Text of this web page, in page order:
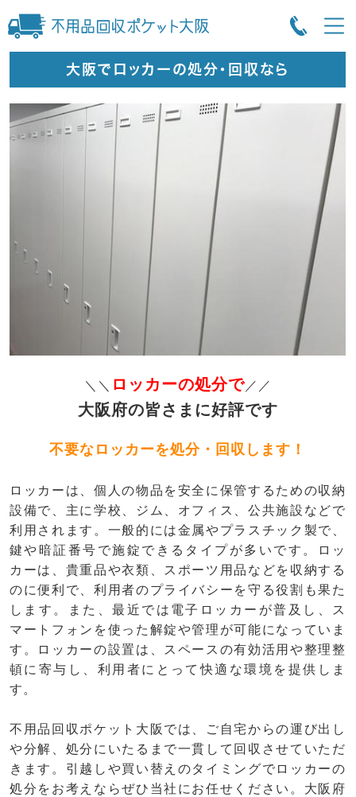
大阪でロッカーの処分・回収なら
＼＼ ロッカーの処分で／／
大阪府の皆さまに好評です
不要なロッカーを処分・回収します！
ロッカーは、個人の物品を安全に保管するための収納
設備で、主に学校、ジム、オフィス、公共施設などで
利用されます。一般的には金属やプラスチック製で、
鍵や暗証番号で施錠できるタイプが多いです。ロッ
カーは、貴重品や衣類、スポーツ用品などを収納する
のに便利で、利用者のプライバシーを守る役割も果た
します。また、最近では電子ロッカーが普及し、ス
マートフォンを使った解錠や管理が可能になっていま
す。ロッカーの設置は、スペースの有効活用や整理整
頓に寄与し、利用者にとって快適な環境を提供しま
す。
不用品回収ポケット大阪では、ご自宅からの運び出し
や分解、処分にいたるまで一貫して回収させていただ
きます。引越しや買い替えのタイミングでロッカーの
処分をお考えならぜひ当社にお任せください。大阪府